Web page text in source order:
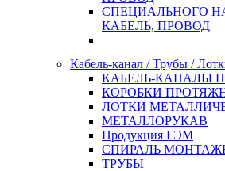
СПЕЦИАЛЬНОГО
КАБЕЛЬ, ПРОВОД
Кабель-канал / Трубы /
КАБЕЛЬ-КАНАЛЫ
КОРОБКИ
ЛОТКИ
МЕТАЛЛОРУКАВ
Продукция ГЭМ
СПИРАЛЬ
ТРУБЫ